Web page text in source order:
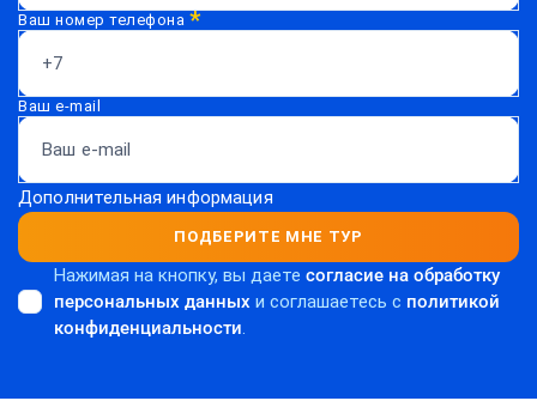
Ваш номер телефона *
Ваш e-mail
Дополнительная информация
ПОДБЕРИТЕ МНЕ ТУР
Нажимая на кнопку, вы даете согласие на обработку
персональных данных и соглашаетесь c политикой
конфиденциальности.